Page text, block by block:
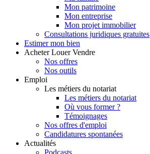
Mon patrimoine
Mon entreprise
Mon projet immobilier
Consultations juridiques gratuites
Estimer mon bien
Acheter Louer Vendre
Nos offres
Nos outils
Emploi
Les métiers du notariat
Les métiers du notariat
Où vous former ?
Témoignages
Nos offres d'emploi
Candidatures spontanées
Actualités
Podcasts